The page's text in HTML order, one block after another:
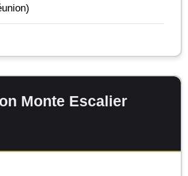
Monte Escalier